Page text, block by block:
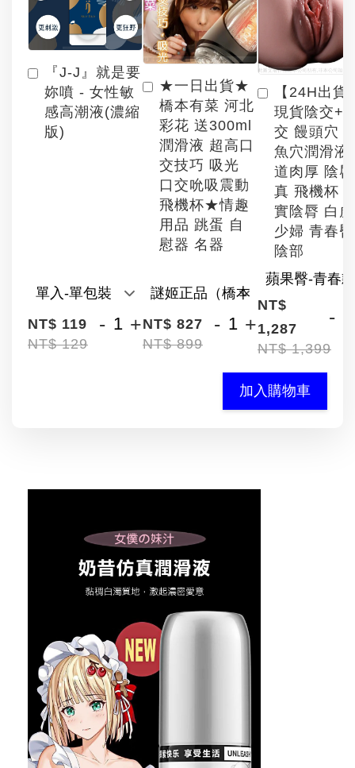
『J-J』就是要
妳噴 - 女性敏
感高潮液(濃縮
版)
NT$ 119
NT$ 129
- +
★一日出貨★
橋本有菜 河北
彩花 送300ml
潤滑液 超高口
交技巧 吸光
口交吮吸震動
飛機杯★情趣
用品 跳蛋 自
慰器 名器
NT$ 827
NT$ 899
- +
【24H出貨
現貨陰交+
交 饅頭穴
魚穴潤滑液
道肉厚 陰
真 飛機杯
實陰脣 白
少婦 青春臀
陰部
NT$
1,287
NT$ 1,399
-
加入購物車